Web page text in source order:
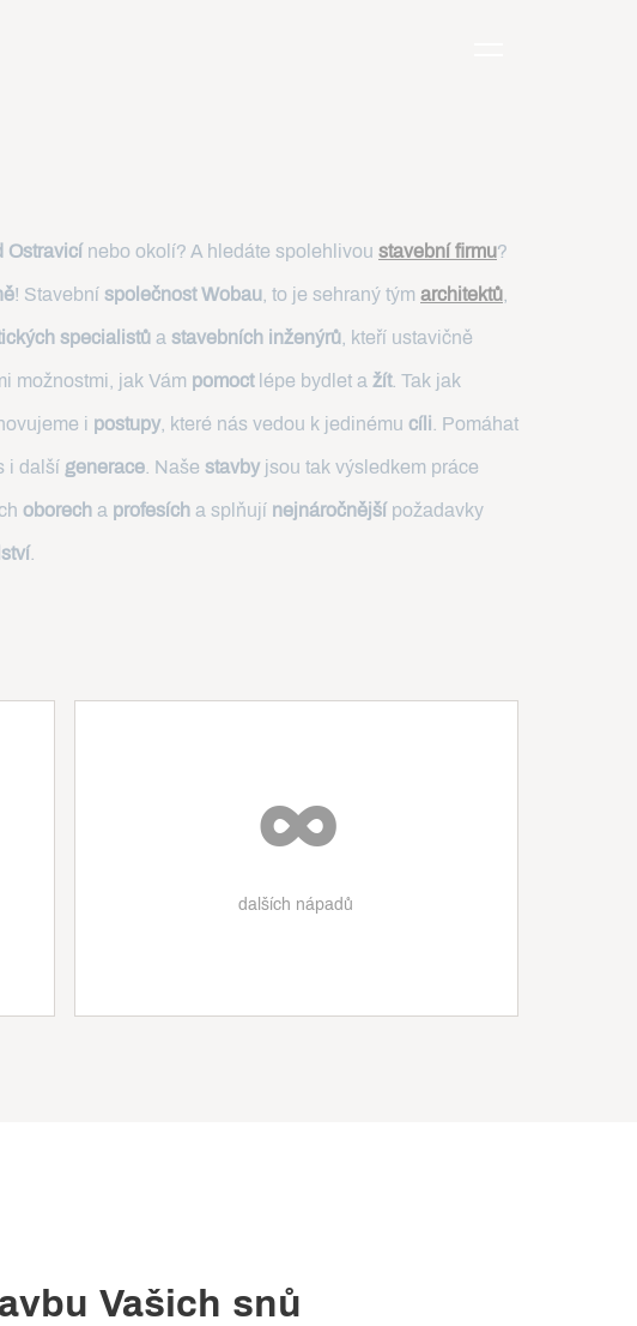
Ostravicí nebo okolí? A hledáte spolehlivou stavební firmu?
! Stavební společnost Wobau , to je sehraný tým architektů
specialistů a stavebních inženýrů , kteří ustavičně
možnostmi, jak Vám pomoctlépe bydlet a žít. Tak jak
i postupy , které nás vedou k jedinému cíli . Pomáhat
i další generace . Naše stavby jsou tak výsledkem práce
oborech a profesích a splňují nejnáročnější požadavky
∞
dalších nápadů
Vašich snů